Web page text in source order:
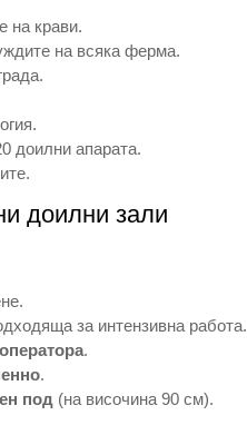
на крави.
на всяка ферма.
доилни апарата.
доилни зали
за интензивна работа.
.
.
под (на височина 90 см).